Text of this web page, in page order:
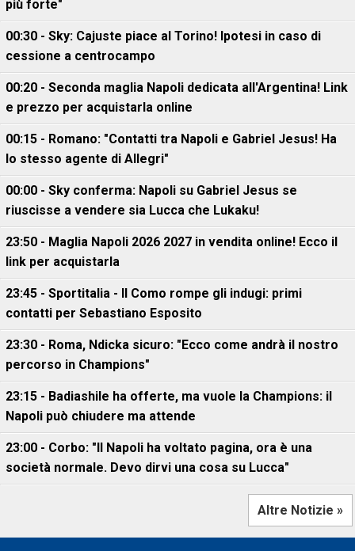
più forte"
00:30 - Sky: Cajuste piace al Torino! Ipotesi in caso di
cessione a centrocampo
00:20 - Seconda maglia Napoli dedicata all'Argentina! Link
e prezzo per acquistarla online
00:15 - Romano: "Contatti tra Napoli e Gabriel Jesus! Ha
lo stesso agente di Allegri"
00:00 - Sky conferma: Napoli su Gabriel Jesus se
riuscisse a vendere sia Lucca che Lukaku!
23:50 - Maglia Napoli 2026 2027 in vendita online! Ecco il
link per acquistarla
23:45 - Sportitalia - Il Como rompe gli indugi: primi
contatti per Sebastiano Esposito
23:30 - Roma, Ndicka sicuro: "Ecco come andrà il nostro
percorso in Champions"
23:15 - Badiashile ha offerte, ma vuole la Champions: il
Napoli può chiudere ma attende
23:00 - Corbo: "Il Napoli ha voltato pagina, ora è una
società normale. Devo dirvi una cosa su Lucca"
Altre Notizie »